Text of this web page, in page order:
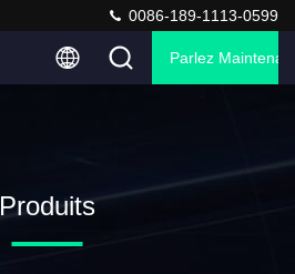
0086-189-1113-0599
Parlez
Produits